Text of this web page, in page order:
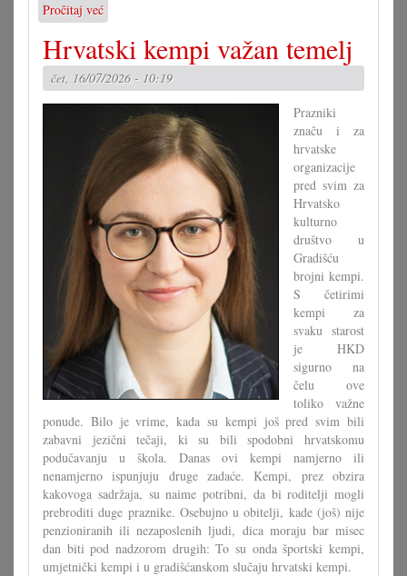
Pročitaj već
Nova
Croatisada
subotu
i
nedilju
Hrvatski kempi važan temelj
čet, 16/07/2026 - 10:19
Prazniki
značu i za
hrvatske
organizacije
pred svim za
Hrvatsko
kulturno
društvo u
Gradišću
brojni kempi.
S četirimi
kempi za
svaku starost
je HKD
sigurno na
čelu ove
toliko važne
ponude. Bilo je vrime, kada su kempi još pred svim bili
zabavni jezični tečaji, ki su bili spodobni hrvatskomu
podučavanju u škola. Danas ovi kempi namjerno ili
nenamjerno ispunjuju druge zadaće. Kempi, prez obzira
kakovoga sadržaja, su naime potribni, da bi roditelji mogli
prebroditi duge praznike. Osebujno u obitelji, kade (još) nije
penzioniranih ili nezaposlenih ljudi, dica moraju bar misec
dan biti pod nadzorom drugih: To su onda športski kempi,
umjetnički kempi i u gradišćanskom slučaju hrvatski kempi.